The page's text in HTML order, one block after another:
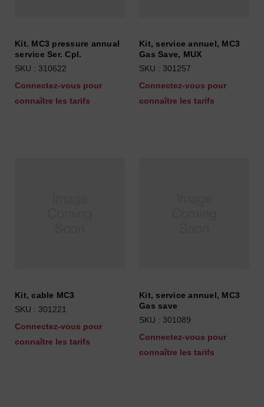
Kit. MC3 pressure annual
service Ser. Cpl.
SKU : 310622
Connectez-vous pour
connaître les tarifs
Kit, service annuel, MC3
Gas Save, MUX
SKU : 301257
Connectez-vous pour
connaître les tarifs
Kit, cable MC3
SKU : 301221
Connectez-vous pour
connaître les tarifs
Kit, service annuel, MC3
Gas save
SKU : 301089
Connectez-vous pour
connaître les tarifs